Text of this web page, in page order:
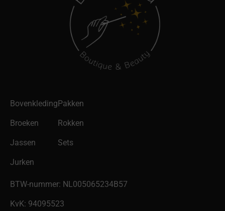
Bovenkleding
Broeken
Jassen
Jurken
Pakken
Rokken
Sets
BTW-nummer: NL005065234B57
KvK: 94095523